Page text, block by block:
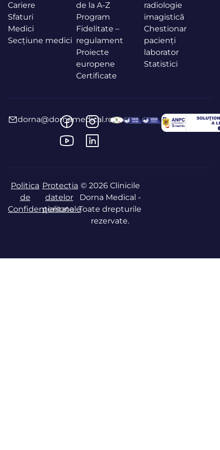
Cariere
Sfaturi
Medici
Secțiune medici
de la A-Z
Program
Fidelitate –
regulament
Proiecte
europene
Certificate
radiologie
imagistică
Chestionar
pacienți
laborator
Statistici
dorna@dornamedical.ro
Politica
de
Confidențialitate
Protecția
datelor
personale
© 2026 Clinicile
Dorna Medical -
Toate drepturile
rezervate.